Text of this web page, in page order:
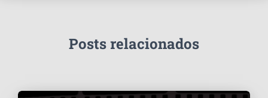
Posts relacionados